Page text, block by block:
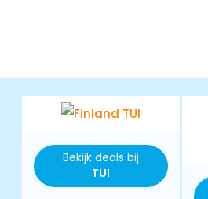
Bekijk deals bij
TUI